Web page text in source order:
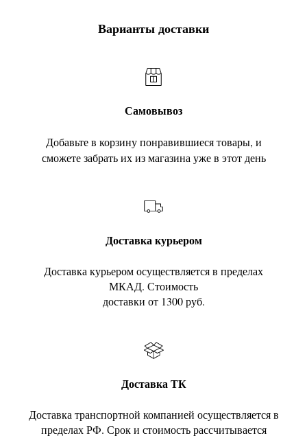
Варианты доставки
Самовывоз
Добавьте в корзину понравившиеся товары, и
сможете забрать их из магазина уже в этот день
Доставка курьером
Доставка курьером осуществляется в пределах
МКАД. Стоимость
доставки от 1300 руб.
Доставка ТК
Доставка транспортной компанией осуществляется в
пределах РФ. Срок и стоимость рассчитывается